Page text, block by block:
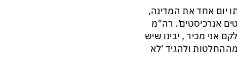
אחד את המדינה,
אנרכיסטים'. רה"מ
אני מכיר , יבינו שיש
ולהגיד 'לא